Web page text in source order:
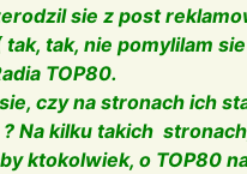
sie z post
tak, tak, nie pomylilam
TOP80.
czy na stronach ich
Na kilku takich
ktokolwiek, o TOP80